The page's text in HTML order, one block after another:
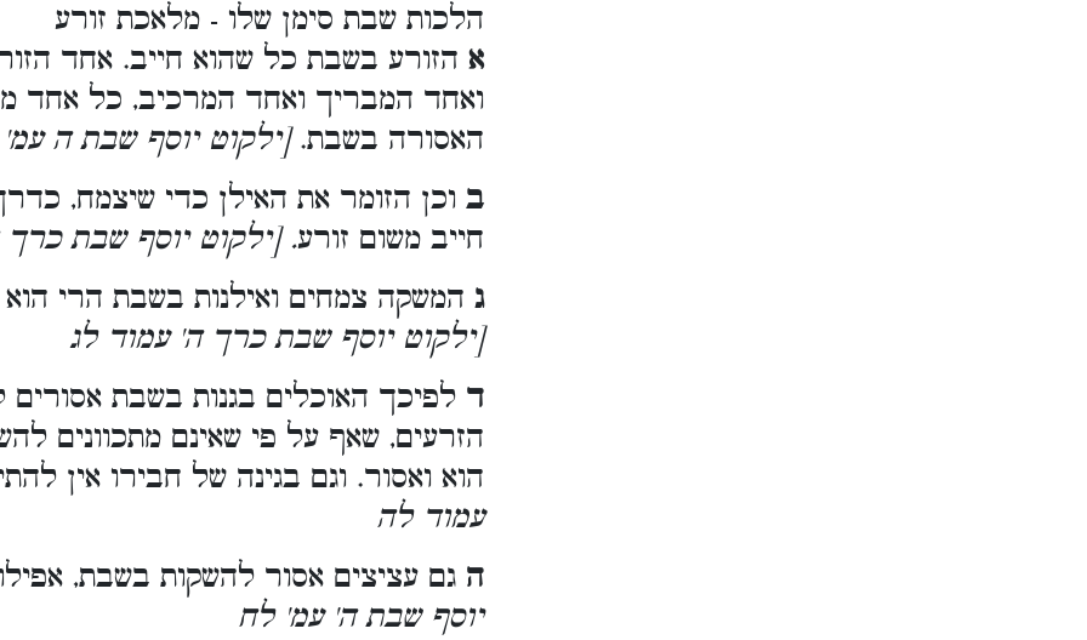
הלכות שבת סימן שלו - מלאכת זורע
א הזורע בשבת כל שהוא חייב. אחד
ואחד המבריך ואחד המרכיב, כל אחד
האסורה בשבת.[ילקוט יוסף שבת ה
ב וכן הזומר את האילן כדי שיצמח,
חייב משום זורע. [ילקוט יוסף שבת
ג המשקה צמחים ואילנות בשבת הרי
[ילקוט יוסף שבת כרך ה' עמוד לג
ד לפיכך האוכלים בגנות בשבת
הזרעים, שאף על פי שאינם מתכוונים
הוא ואסור. וגם בגינה של חבירו אין
עמוד לה
ה גם עציצים אסור להשקות בשבת,
יוסף שבת ה' עמ' לח